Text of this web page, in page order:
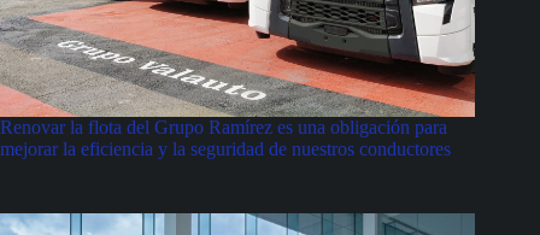
Renovar la flota del Grupo Ramírez es una obligación para
mejorar la eficiencia y la seguridad de nuestros conductores